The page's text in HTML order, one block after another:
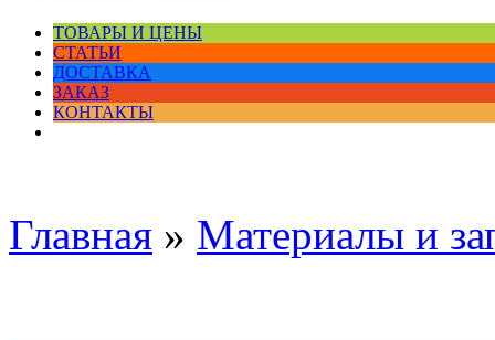
ТОВАРЫ И ЦЕНЫ
СТАТЬИ
ДОСТАВКА
ЗАКАЗ
КОНТАКТЫ
Главная » Материалы и